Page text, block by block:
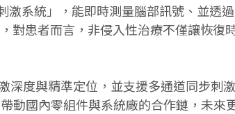
系統」，能即時測量腦部訊號、並透
患者而言，非侵入性治療不僅讓恢復
度與精準定位，並支援多通道同步刺
動國內零組件與系統廠的合作鏈，未